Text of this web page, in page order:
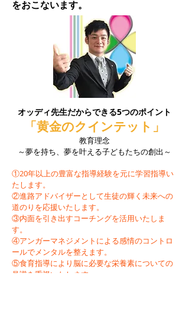
オッディ先生だからできる5つのポイント
「黄金のクインテット」
教育理念
～夢を持ち、夢を叶える子どもたちの創出～
①20年以上の豊富な指導経験を元に学習指導い
たします。
②進路アドバイザーとして生徒の輝く未来への
道のりを応援いたします。
③内面を引き出すコーチングを活用いたしま
す。
④アンガーマネジメントによる感情のコントロ
ールでメンタルを整えます。
⑤食育指導により脳に必要な栄養素についての
見識を重視いたします。
をおこないます。